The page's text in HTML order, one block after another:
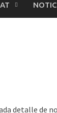
detalle de